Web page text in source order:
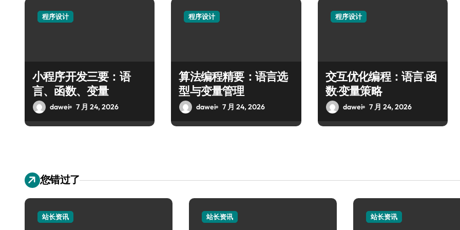
程序设计
小程序开发三要：语
言、函数、变量
dawei 7 月 24, 2026
程序设计
算法编程精要：语言选
型与变量管理
dawei 7 月 24, 2026
程序设计
交互优化编程：语言·函
数·变量策略
dawei 7 月 24, 2026
您错过了
站长资讯 站长资讯 站长资讯